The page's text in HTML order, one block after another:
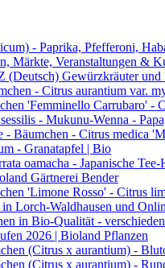
- Paprika, Pfefferoni,
Märkte, Veranstaltungen &
(Deutsch) Gewürzkräuter
- Citrus aurantium var.
'Femminello Carrubaro' -
- Mukunu-Wenna -
- Bäumchen - Citrus medica
- Granatapfel | Bio
oamacha - Japanische
Gärtnerei Bender
'Limone Rosso' - Citrus
Lorch-Waldhausen und
in Bio-Qualität -
2026 | Bioland Pflanzen
(Citrus x aurantium) -
(Citrus x aurantium) -